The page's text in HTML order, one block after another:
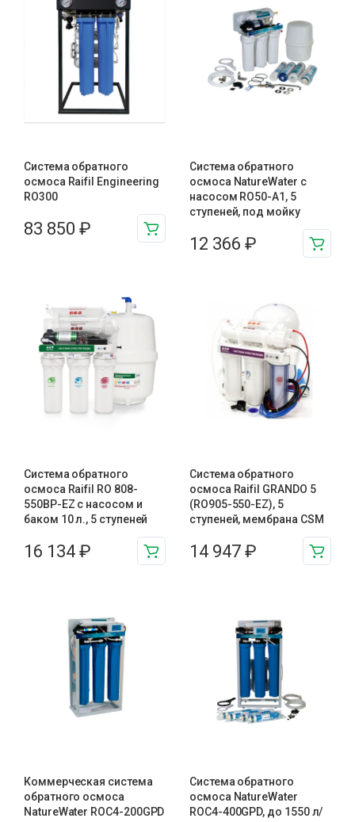
Система обратного
осмоса Raifil Engineering
RO300
83 850 ₽
Система обратного
осмоса NatureWater с
насосом RO50-A1, 5
ступеней, под мойку
12 366 ₽
Система обратного
осмоса Raifil RO 808-
550BP-EZ с насосом и
баком 10 л., 5 ступеней
16 134 ₽
Система обратного
осмоса Raifil GRANDO 5
(RO905-550-EZ), 5
ступеней, мембрана CSM
14 947 ₽
Коммерческая система
обратного осмоса
NatureWater ROC4-200GPD
Система обратного
осмоса NatureWater
ROC4-400GPD, до 1550 л/